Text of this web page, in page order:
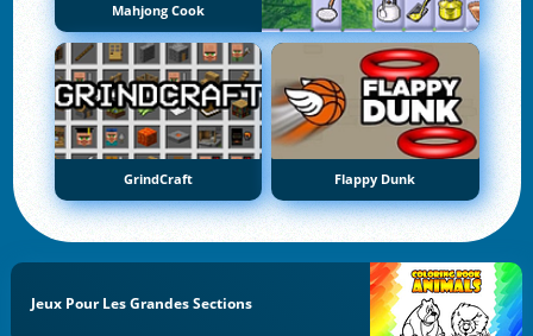
Mahjong Cook
GrindCraft Flappy Dunk
Jeux Pour Les Grandes Sections